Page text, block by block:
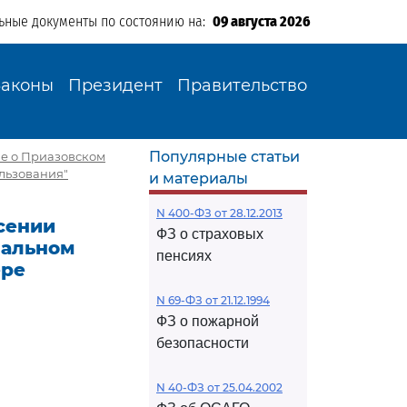
документы по состоянию на: 09 августа 2026
Президент Правительство
о Приазовском
Популярные статьи
и материалы
N 400-ФЗ от 28.12.2013
ФЗ о страховых
пенсиях
N 69-ФЗ от 21.12.1994
ФЗ о пожарной
безопасности
N 40-ФЗ от 25.04.2002